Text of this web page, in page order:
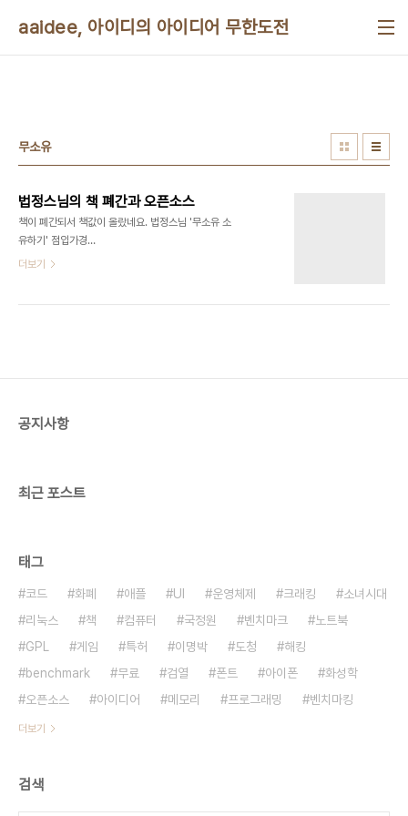
aaidee, 아이디의 아이디어 무한도전
무소유
법정스님의 책 폐간과 오픈소스
책이 폐간되서 책값이 올랐네요. 법정스님 '무소유 소
유하기' 점입가경
http://news.naver.com/main/read.nhn?
무소유 라이센스를 만들어봐도 되겠습니다.
더보기
공지사항
최근 포스트
태그
코드 화폐 애플 UI 운영체제 크래킹
소녀시대
리눅스
책 컴퓨터 국정원 벤치마크
노트북
GPL
게임 특허 이명박 도청
해킹
benchmark
무료 검열 폰트 아이폰
화성학
오픈소스
아이디어 메모리 프로그래밍 벤치마킹
더보기
검색